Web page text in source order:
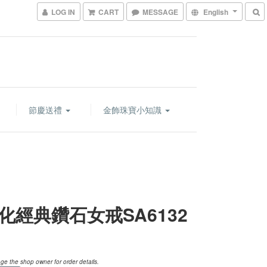
LOG IN CART MESSAGE English
節慶送禮 金飾珠寶小知識
經典鑽石女戒SA6132
the shop owner for order details.